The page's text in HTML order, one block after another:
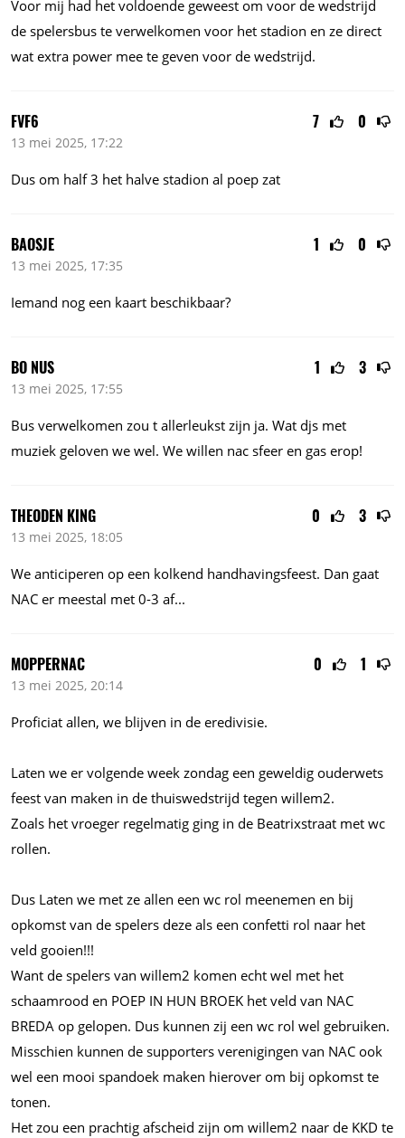
Voor mij had het voldoende geweest om voor de wedstrijd
de spelersbus te verwelkomen voor het stadion en ze direct
wat extra power mee te geven voor de wedstrijd.
7 0
FVF6
13 mei 2025, 17:22
Dus om half 3 het halve stadion al poep zat
1 0
BAOSJE
13 mei 2025, 17:35
Iemand nog een kaart beschikbaar?
1 3
BO NUS
13 mei 2025, 17:55
Bus verwelkomen zou t allerleukst zijn ja. Wat djs met
muziek geloven we wel. We willen nac sfeer en gas erop!
0 3
THEODEN KING
13 mei 2025, 18:05
We anticiperen op een kolkend handhavingsfeest. Dan gaat
NAC er meestal met 0-3 af...
0 1
MOPPERNAC
13 mei 2025, 20:14
Proficiat allen, we blijven in de eredivisie.
Laten we er volgende week zondag een geweldig ouderwets
feest van maken in de thuiswedstrijd tegen willem2.
Zoals het vroeger regelmatig ging in de Beatrixstraat met wc
rollen.
Dus Laten we met ze allen een wc rol meenemen en bij
opkomst van de spelers deze als een confetti rol naar het
veld gooien!!!
Want de spelers van willem2 komen echt wel met het
schaamrood en POEP IN HUN BROEK het veld van NAC
BREDA op gelopen. Dus kunnen zij een wc rol wel gebruiken.
Misschien kunnen de supporters verenigingen van NAC ook
wel een mooi spandoek maken hierover om bij opkomst te
tonen.
Het zou een prachtig afscheid zijn om willem2 naar de KKD te